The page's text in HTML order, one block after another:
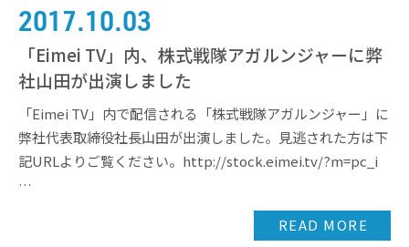
2017.10.03
「Eimei TV」内、株式戦隊アガルンジャーに弊
社山田が出演しました
「Eimei TV」内で配信される「株式戦隊アガルンジャー」に
弊社代表取締役社長山田が出演しました。見逃された方は下
記URLよりご覧ください。http://stock.eimei.tv/?m=pc_i
…
READ MORE